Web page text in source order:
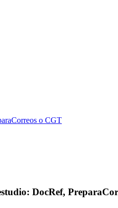
o CGT
DocRef,